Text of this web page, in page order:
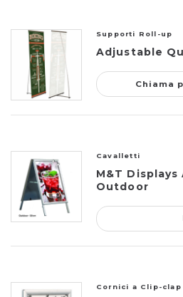
Supporti Roll-up
Adjustable
Chiama
Cavalletti
M&T Displays
Outdoor
Cornici a Clip-clap